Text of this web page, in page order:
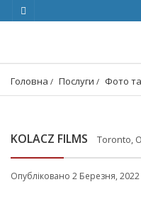
Головна Послуги Фото
KOLACZ FILMS Toronto,
Опубліковано 2 Березня, 2022